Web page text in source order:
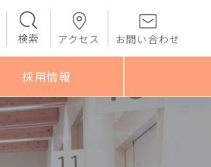
検索 アクセス お問い合わせ
採用情報